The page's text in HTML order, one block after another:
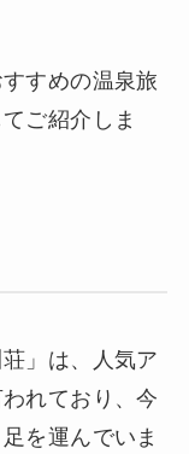
すめの温泉旅
ご紹介しま
」は、人気ア
れており、今
を運んでいま